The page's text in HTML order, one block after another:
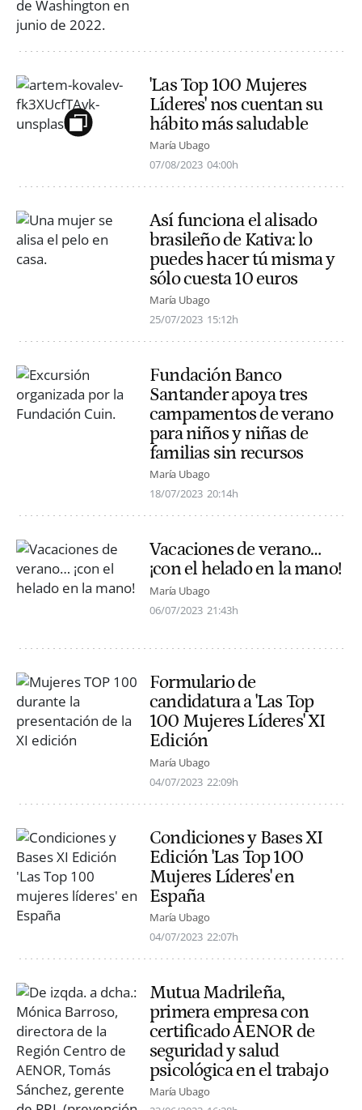
'Las Top 100 Mujeres
Líderes' nos cuentan su
hábito más saludable
María Ubago
07/08/2023 04:00h
Así funciona el alisado
brasileño de Kativa: lo
puedes hacer tú misma y
sólo cuesta 10 euros
María Ubago
25/07/2023 15:12h
Fundación Banco
Santander apoya tres
campamentos de verano
para niños y niñas de
familias sin recursos
María Ubago
18/07/2023 20:14h
Vacaciones de verano…
¡con el helado en la mano!
María Ubago
06/07/2023 21:43h
Formulario de
candidatura a 'Las Top
100 Mujeres Líderes' XI
Edición
María Ubago
04/07/2023 22:09h
Condiciones y Bases XI
Edición 'Las Top 100
Mujeres Líderes' en
España
María Ubago
04/07/2023 22:07h
Mutua Madrileña,
primera empresa con
certificado AENOR de
seguridad y salud
psicológica en el trabajo
María Ubago